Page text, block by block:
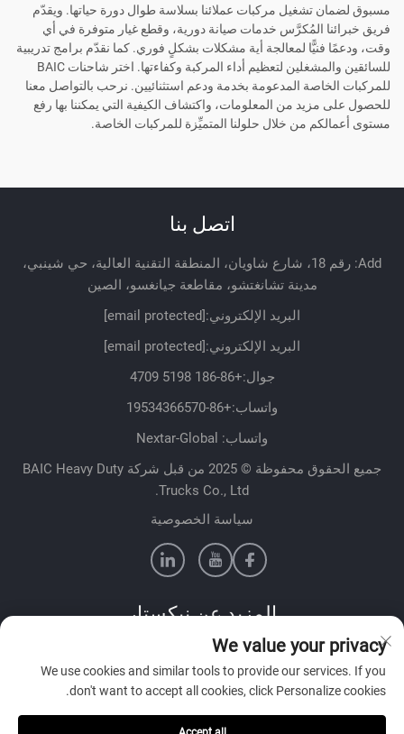
مسبوق لضمان تشغيل مركبات عملائنا بسلاسة طوال دورة حياتها. ويقدّم
فريق خبرائنا المُكرَّس خدمات صيانة دورية، وقطع غيار متوفرة في أي
وقت، ودعمًا فنيًّا لمعالجة أية مشكلات بشكلٍ فوري. كما نقدّم برامج تدريبية
للسائقين والمشغلين لتعظيم أداء المركبة وكفاءتها. اختر شاحنات BAIC
للمركبات الخاصة المدعومة بخدمة ودعم استثنائيين. نرحب بالتواصل معنا
للحصول على مزيد من المعلومات، واكتشاف الكيفية التي يمكننا بها رفع
مستوى أعمالكم من خلال حلولنا المتميِّزة للمركبات الخاصة.
اتصل بنا
Add: رقم 18، شارع شاويان، المنطقة التقنية العالية، حي شينبي،
مدينة تشانغتشو، مقاطعة جيانغسو، الصين
البريد الإلكتروني:[email protected]
البريد الإلكتروني:[email protected]
جوال:+86-186 5198 4709
واتساب:+86-19534366570
واتساب: Nextar-Global
جميع الحقوق محفوظة © 2025 من قبل شركة BAIC Heavy Duty
Trucks Co., Ltd.
سياسة الخصوصية
المزيد عن نيكستار
تواصل مع فريق المبيعات لدينا في بلدك
We value your privacy
We use cookies and similar tools to provide our services. If you
don't want to accept all cookies, click Personalize cookies.